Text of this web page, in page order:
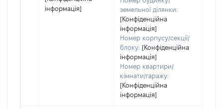
інформація]
земельної ділянки:
[Конфіденційна
інформація]
Номер корпусу/секції/
блоку: [Конфіденційна
інформація]
Номер квартири/
кімнати/гаражу:
[Конфіденційна
інформація]